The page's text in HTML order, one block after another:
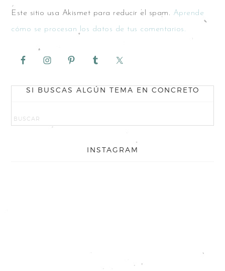
Este sitio usa Akismet para reducir el spam. Aprende
cómo se procesan los datos de tus comentarios.
SI BUSCAS ALGÚN TEMA EN CONCRETO
INSTAGRAM